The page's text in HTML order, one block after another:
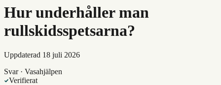
Hur underhåller man
rullskidsspetsarna?
Uppdaterad 18 juli 2026
Svar · Vasahjälpen
Verifierat